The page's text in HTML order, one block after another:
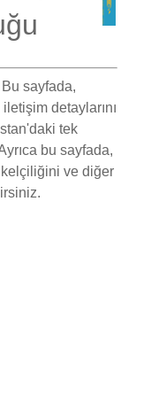
Bu sayfada,
detaylarını
tek
bu sayfada,
ve diğer
.